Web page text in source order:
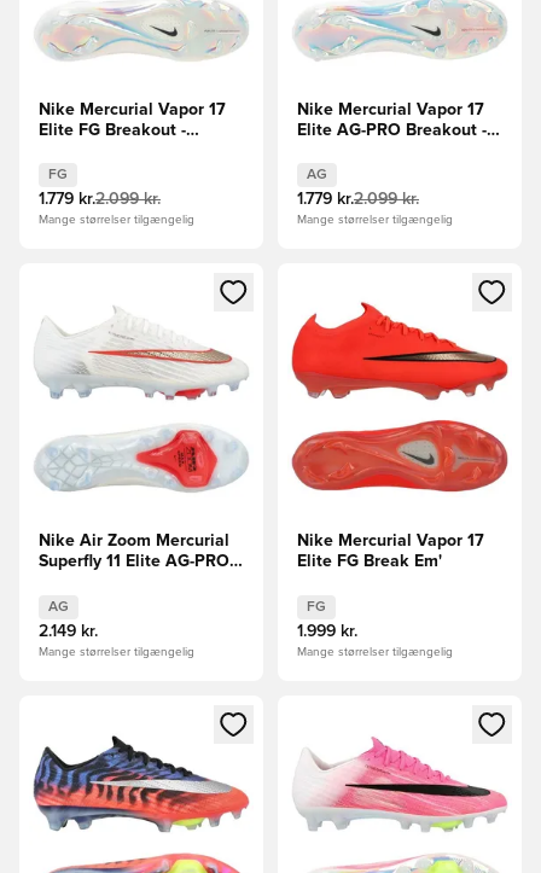
Nike Mercurial Vapor 17
Elite FG Breakout -
FG
1.779 kr.2.099 kr.
Mange størrelser tilgængelig
Nike Mercurial Vapor 17
Elite AG-PRO Breakout -
AG
1.779 kr.2.099 kr.
Mange størrelser tilgængelig
Åbner en Modal til at logge ind eller tilmelde dig som
Nike Air Zoom Mercurial
Superfly 11 Elite AG-PRO
AG
2.149 kr.
Mange størrelser tilgængelig
Åbner en Modal til at logge
Nike Mercurial Vapor 17
Elite FG Break Em'
FG
1.999 kr.
Mange størrelser tilgængelig
Åbner en Modal til at logge ind eller tilmelde dig som
Åbner en Modal til at logge